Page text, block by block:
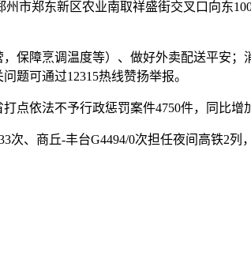
市郑东新区农业南取祥盛街交叉口向东
障烹调温度等）、做好外卖配送平安；
题可通过12315热线赞扬举报。
依法不予行政惩罚案件4750件，同比增加
、商丘-丰台G4494/0次担任夜间高铁2列